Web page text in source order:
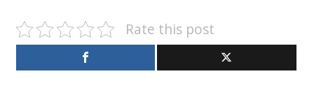
Rate this post